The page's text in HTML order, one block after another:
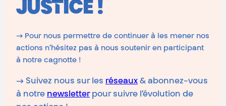
JUSTICE !
→ Pour nous permettre de continuer à les mener nos
actions n’hésitez pas à nous soutenir en participant
à notre cagnotte !
→ Suivez nous sur les réseaux & abonnez-vous
à notre newsletterpour suivre l’évolution de